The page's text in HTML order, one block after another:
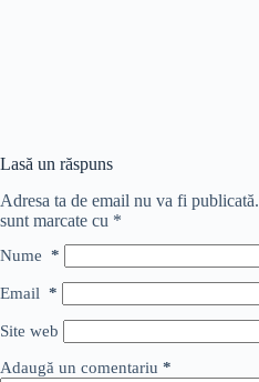
Lasă un răspuns
Adresa ta de email nu va fi publicată.
sunt marcate cu *
Nume *
Email *
Site web
Adaugă un comentariu *